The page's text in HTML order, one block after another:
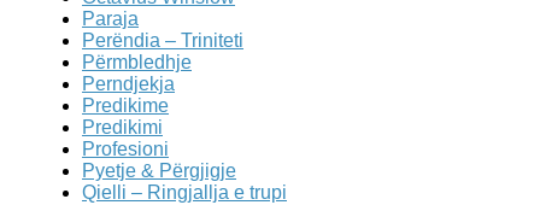
Paraja
Perëndia – Triniteti
Përmbledhje
Perndjekja
Predikime
Predikimi
Profesioni
Pyetje & Përgjigje
Qielli – Ringjallja e trupi